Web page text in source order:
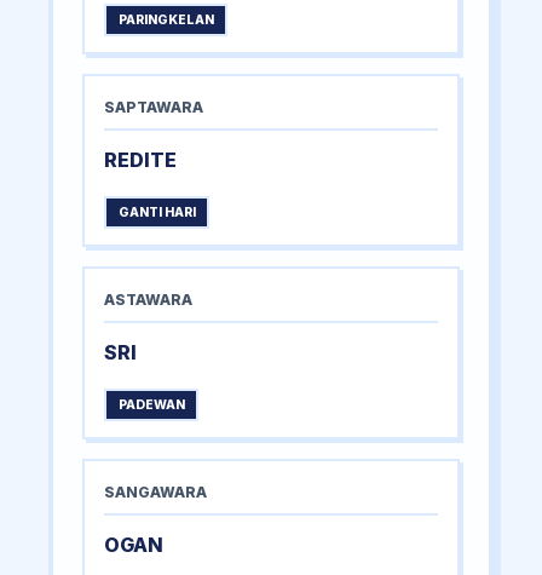
PARINGKELAN
SAPTAWARA
REDITE
GANTI HARI
ASTAWARA
SRI
PADEWAN
SANGAWARA
OGAN